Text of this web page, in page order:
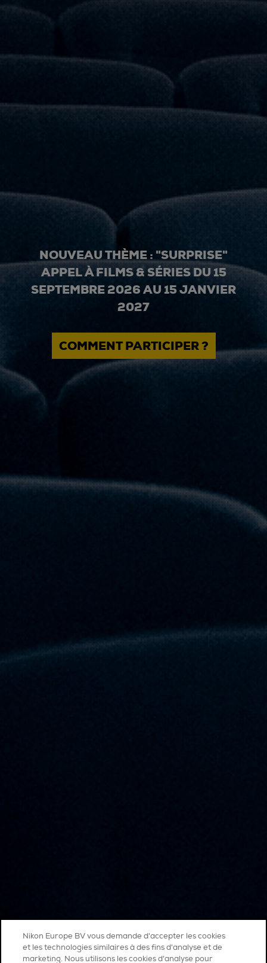
NOUVEAU THÈME : "SURPRISE"
APPEL À FILMS & SÉRIES DU 15
SEPTEMBRE 2026 AU 15 JANVIER
2027
COMMENT PARTICIPER ?
Nikon Europe BV vous demande d'accepter les cookies
et les technologies similaires à des fins d'analyse et de
marketing. Nous utilisons les cookies d’analyse pour